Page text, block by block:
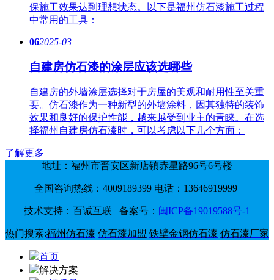
保施工效果达到理想状态。以下是福州仿石漆施工过程
中常用的工具：
062025-03
自建房仿石漆的涂层应该选哪些
自建房的外墙涂层选择对于房屋的美观和耐用性至关重
要。仿石漆作为一种新型的外墙涂料，因其独特的装饰
效果和良好的保护性能，越来越受到业主的青睐。在选
择福州自建房仿石漆时，可以考虑以下几个方面：
了解更多
地址：福州市晋安区新店镇赤星路96号6号楼
全国咨询热线：4009189399 电话：13646919999
技术支持： 百诚互联 备案号： 闽ICP备19019588号-1
热门搜索:福州仿石漆 仿石漆加盟 铁壁金钢仿石漆 仿石漆厂家
首页
解决方案